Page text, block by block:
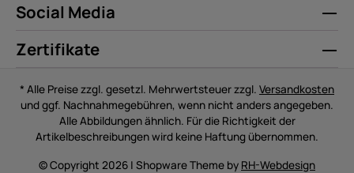
Social Media
Zertifikate
* Alle Preise zzgl. gesetzl. Mehrwertsteuer zzgl. Versandkosten
und ggf. Nachnahmegebühren, wenn nicht anders angegeben.
Alle Abbildungen ähnlich. Für die Richtigkeit der
Artikelbeschreibungen wird keine Haftung übernommen.
© Copyright 2026 | Shopware Theme by RH-Webdesign